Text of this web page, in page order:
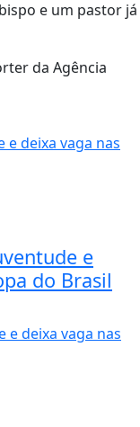
e um pastor já
da Agência
e
do Brasil